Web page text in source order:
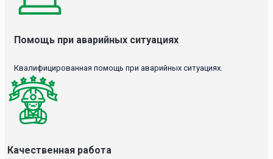
Помощь при аварийных ситуациях
Квалифицированная помощь при аварийных ситуациях.
Качественная работа